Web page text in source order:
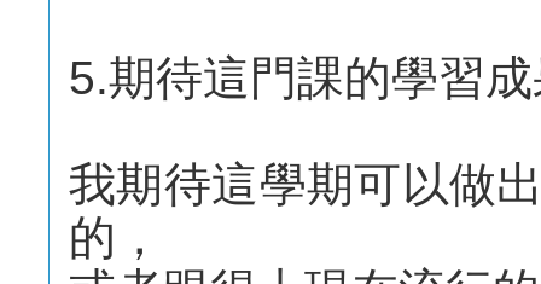
5.期待這門課的學習
我期待這學期可以做
的，